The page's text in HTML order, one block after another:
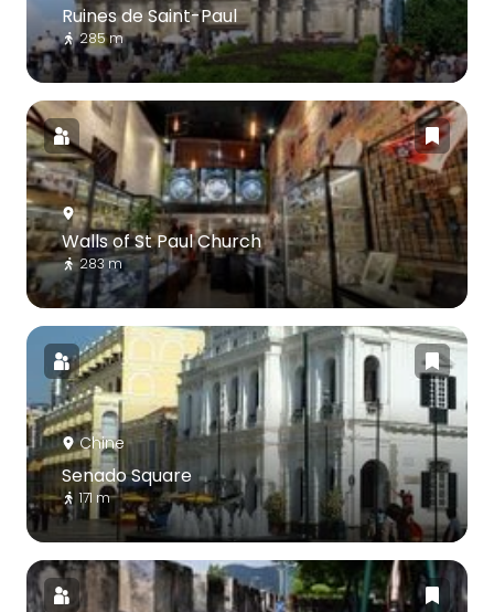
Ruines de Saint-Paul
285 m
Walls of St Paul Church
283 m
Chine
Senado Square
171 m